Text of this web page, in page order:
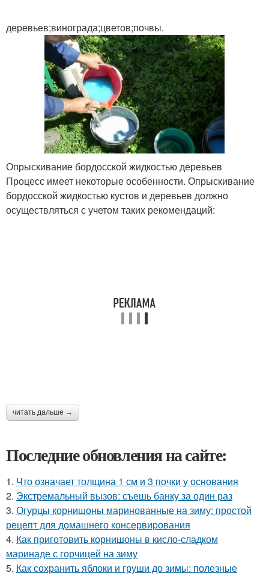
деревьев;винограда;цветов;почвы.
Опрыскивание бордосской жидкостью деревьев
Процесс имеет некоторые особенности. Опрыскивание
бордосской жидкостью кустов и деревьев должно
осуществляться с учетом таких рекомендаций:
читать дальше →
Последние обновления на сайте:
1. Что означает толщина 1 см и 3 почки у основания
2. Экстремальный вызов: съешь банку за один раз
3. Огурцы корнишоны маринованные на зиму: простой
рецепт для домашнего консервирования
4. Как приготовить корнишоны в кисло-сладком
маринаде с горчицей на зиму
5. Как сохранить яблоки и груши до зимы: полезные